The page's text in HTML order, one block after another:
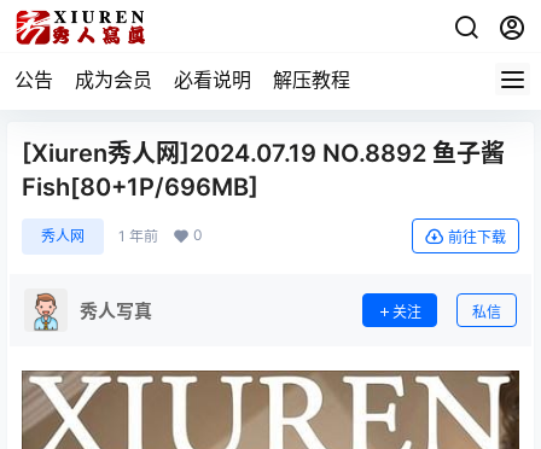
公告 成为会员 必看说明 解压教程
[Xiuren秀人网]2024.07.19 NO.8892 鱼子酱
Fish[80+1P/696MB]
秀人网 1 年前 0 前往下载
秀人写真 关注 私信